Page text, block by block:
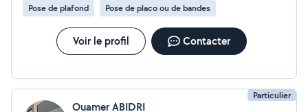
Pose de plafond Pose de placo ou de bandes
Voir le profil Contacter
Particulier
Ouamer ABIDRI